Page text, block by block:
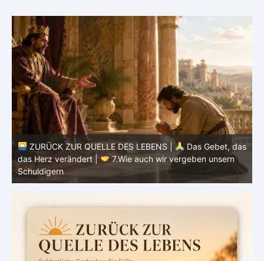
ZURÜCK ZUR QUELLE DES LEBENS |
Das Gebet, das
das Herz verändert |
7.Wie auch wir vergeben unsern
Schuldigern